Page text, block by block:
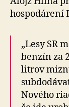
hos­po­dá­re­ní
„Lesy SR
benzín za
litrov
Nového